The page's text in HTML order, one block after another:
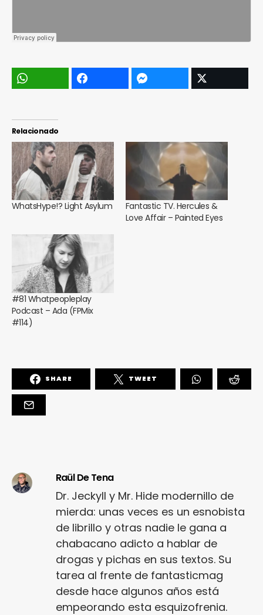
Relacionado
WhatsHype!? Light Asylum
Fantastic TV. Hercules &
Love Affair – Painted Eyes
#81 Whatpeopleplay
Podcast – Ada (FPMix
#114)
SHARE TWEET
Raül De Tena
Dr. Jeckyll y Mr. Hide modernillo de
mierda: unas veces es un esnobista
de librillo y otras nadie le gana a
chabacano adicto a hablar de
drogas y pichas en sus textos. Su
tarea al frente de fantasticmag
desde hace algunos años está
empeorando esta esquizofrenia.